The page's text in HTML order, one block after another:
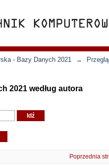
- Bazy Danych 2021 →
2021 według autora
Poprzednia